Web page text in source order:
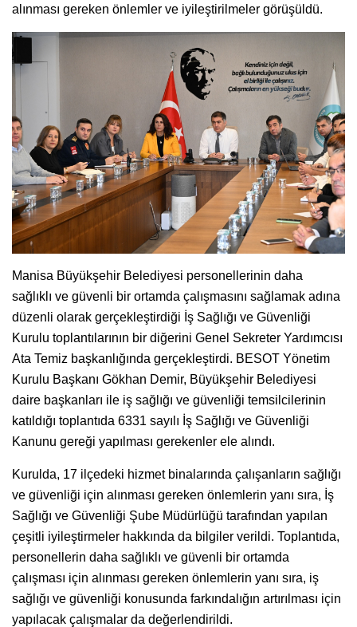
alınması gereken önlemler ve iyileştirilmeler görüşüldü.
Manisa Büyükşehir Belediyesi personellerinin daha
sağlıklı ve güvenli bir ortamda çalışmasını sağlamak adına
düzenli olarak gerçekleştirdiği İş Sağlığı ve Güvenliği
Kurulu toplantılarının bir diğerini Genel Sekreter Yardımcısı
Ata Temiz başkanlığında gerçekleştirdi. BESOT Yönetim
Kurulu Başkanı Gökhan Demir, Büyükşehir Belediyesi
daire başkanları ile iş sağlığı ve güvenliği temsilcilerinin
katıldığı toplantıda 6331 sayılı İş Sağlığı ve Güvenliği
Kanunu gereği yapılması gerekenler ele alındı.
Kurulda, 17 ilçedeki hizmet binalarında çalışanların sağlığı
ve güvenliği için alınması gereken önlemlerin yanı sıra, İş
Sağlığı ve Güvenliği Şube Müdürlüğü tarafından yapılan
çeşitli iyileştirmeler hakkında da bilgiler verildi. Toplantıda,
personellerin daha sağlıklı ve güvenli bir ortamda
çalışması için alınması gereken önlemlerin yanı sıra, iş
sağlığı ve güvenliği konusunda farkındalığın artırılması için
yapılacak çalışmalar da değerlendirildi.